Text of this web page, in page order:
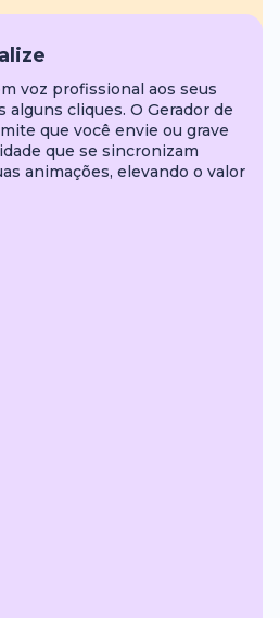
voz profissional aos seus
alguns cliques. O Gerador de
que você envie ou grave
que se sincronizam
animações, elevando o valor